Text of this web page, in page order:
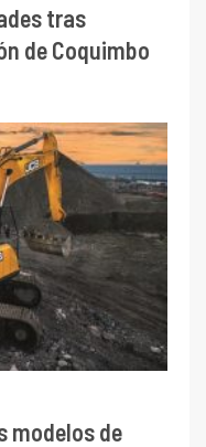
tras
de Coquimbo
modelos de